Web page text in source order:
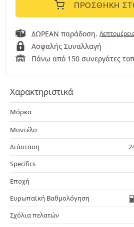
ΠΡΟΣΘΉΚΗ
ΔΩΡΕΑΝ παράδοση.
Ασφαλής Συναλλαγή
Πάνω από 150 συνεργάτες
Χαρακτηριστικά
Μάρκα
Μοντέλο
Διάσταση
Specifics
Εποχή
Ευρωπαϊκή Βαθμολόγηση
Σχόλια πελατών